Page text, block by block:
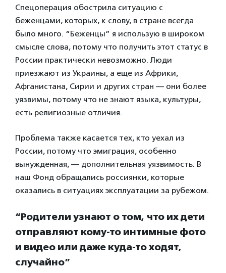
Спецоперация обострила ситуацию с
беженцами, которых, к слову, в стране всегда
было много. “Беженцы” я использую в широком
смысле слова, потому что получить этот статус в
России практически невозможно. Люди
приезжают из Украины, а еще из Африки,
Афганистана, Сирии и других стран — они более
уязвимы, потому что не знают языка, культуры,
есть религиозные отличия.
Проблема также касается тех, кто уехал из
России, потому что эмиграция, особенно
вынужденная, — дополнительная уязвимость. В
наш Фонд обращались россиянки, которые
оказались в ситуациях эксплуатации за рубежом.
“Родители узнают о том, что их дети
отправляют кому-то интимные фото
и видео или даже куда-то ходят,
случайно”